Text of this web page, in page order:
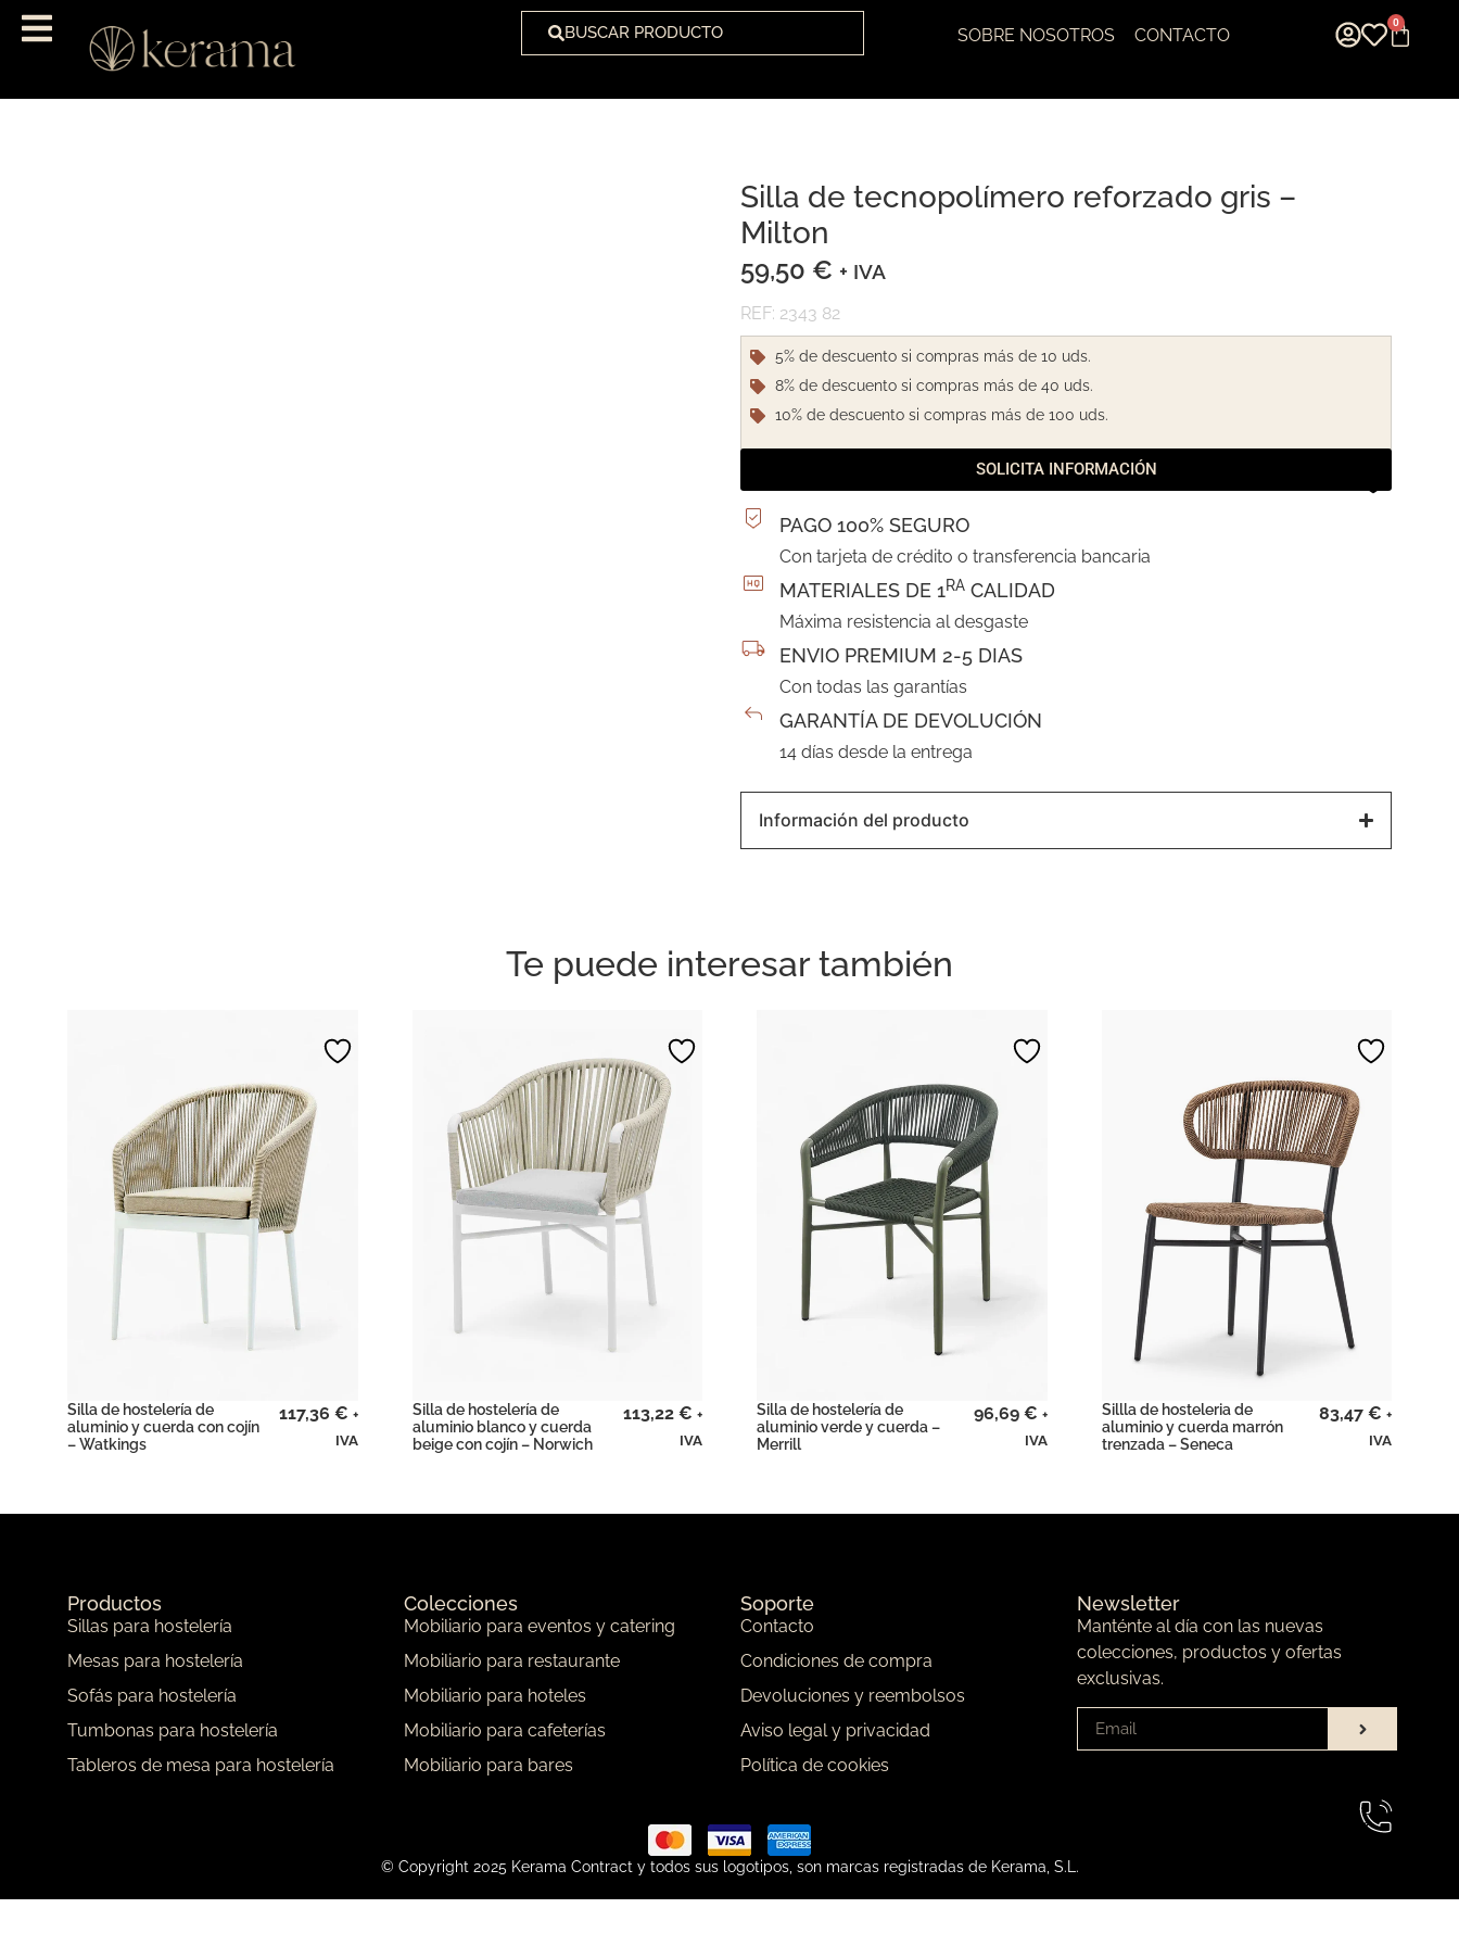
BUSCAR PRODUCTO SOBRE NOSOTROS CONTACTO
0
Silla de tecnopolímero reforzado gris –
Milton
59,50 € + IVA
REF: 2343 82
5% de descuento si compras más de 10 uds.
8% de descuento si compras más de 40 uds.
10% de descuento si compras más de 100 uds.
SOLICITA INFORMACIÓN
PAGO 100% SEGURO
Con tarjeta de crédito o transferencia bancaria
MATERIALES DE 1RA CALIDAD
Máxima resistencia al desgaste
ENVIO PREMIUM 2-5 DIAS
Con todas las garantías
GARANTÍA DE DEVOLUCIÓN
14 días desde la entrega
Información del producto
Te puede interesar también
Silla de hostelería de
aluminio y cuerda con cojín
– Watkings
117,36 € +
IVA
Silla de hostelería de
aluminio blanco y cuerda
beige con cojín – Norwich
113,22 € +
IVA
Silla de hostelería de
aluminio verde y cuerda –
Merrill
96,69 € +
IVA
Sillla de hosteleria de
aluminio y cuerda marrón
trenzada – Seneca
83,47 € +
IVA
Productos
Sillas para hostelería
Mesas para hostelería
Sofás para hostelería
Tumbonas para hostelería
Tableros de mesa para hostelería
Colecciones
Mobiliario para eventos y catering
Mobiliario para restaurante
Mobiliario para hoteles
Mobiliario para cafeterías
Mobiliario para bares
Soporte
Contacto
Condiciones de compra
Devoluciones y reembolsos
Aviso legal y privacidad
Política de cookies
Newsletter
Manténte al día con las nuevas
colecciones, productos y ofertas
exclusivas.
© Copyright 2025 Kerama Contract y todos sus logotipos, son marcas registradas de Kerama, S.L.